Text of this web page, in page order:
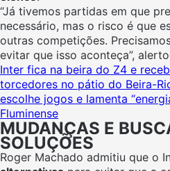
“Já tivemos partidas em que
necessário, mas o risco é que
outras competições.
evitar que isso aconteça”,
Inter fica na beira do Z4 e
torcedores no pátio do Beira-
escolhe jogos e lamenta
Fluminense
MUDANÇAS E
SOLUÇÕES
Roger Machado admitiu que o